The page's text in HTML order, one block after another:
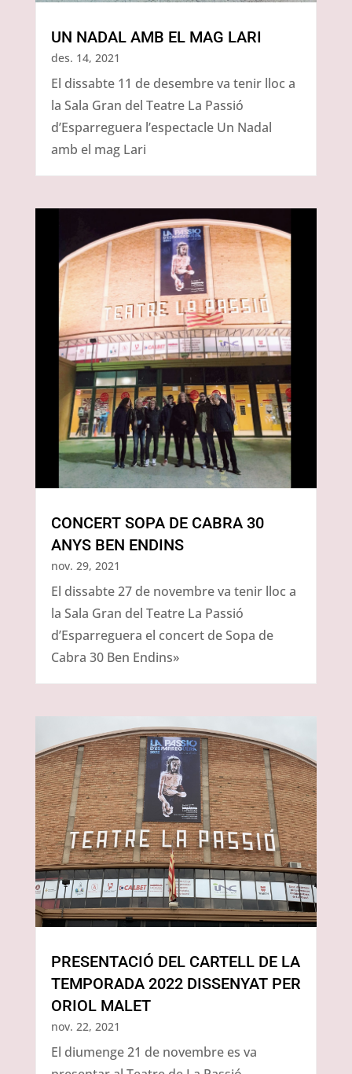
UN NADAL AMB EL MAG LARI
des. 14, 2021
El dissabte 11 de desembre va tenir lloc a
la Sala Gran del Teatre La Passió
d’Esparreguera l’espectacle Un Nadal
amb el mag Lari
CONCERT SOPA DE CABRA 30
ANYS BEN ENDINS
nov. 29, 2021
El dissabte 27 de novembre va tenir lloc a
la Sala Gran del Teatre La Passió
d’Esparreguera el concert de Sopa de
Cabra 30 Ben Endins»
PRESENTACIÓ DEL CARTELL DE LA
TEMPORADA 2022 DISSENYAT PER
ORIOL MALET
nov. 22, 2021
El diumenge 21 de novembre es va